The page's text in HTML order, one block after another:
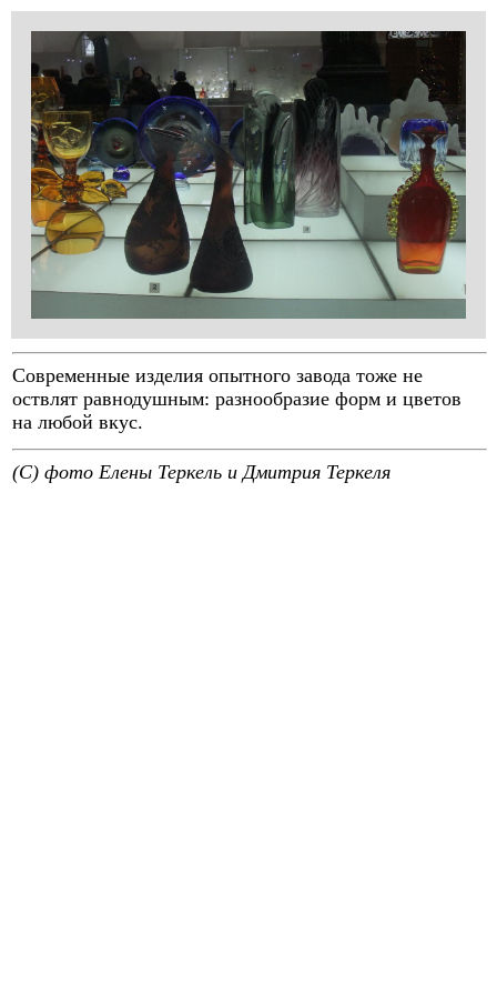
Современные изделия опытного завода тоже не
оствлят равнодушным: разнообразие форм и цветов
на любой вкус.
(C) фото Елены Теркель и Дмитрия Теркеля